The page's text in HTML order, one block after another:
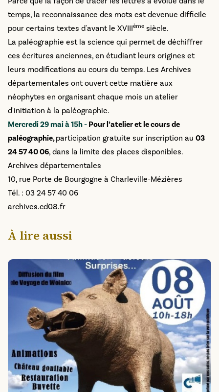
temps, la reconnaissance des mots est devenue difficile
pour certains textes d'avant le XVIIIème siècle.
La paléographie est la science qui permet de déchiffrer
ces écritures anciennes, en étudiant leurs origines et
leurs modifications au cours du temps. Les Archives
départementales ont ouvert cette matière aux
néophytes en organisant chaque mois un atelier
d'initiation à la paléographie.
Mercredi 29 mai à 15h - Pour l’atelier et le cours de
paléographie,participation gratuite sur inscription au 03
24 57 40 06, dans la limite des places disponibles.
Archives départementales
10, rue Porte de Bourgogne à Charleville-Mézières
Tél. : 03 24 57 40 06
archives.cd08.fr
À lire aussi